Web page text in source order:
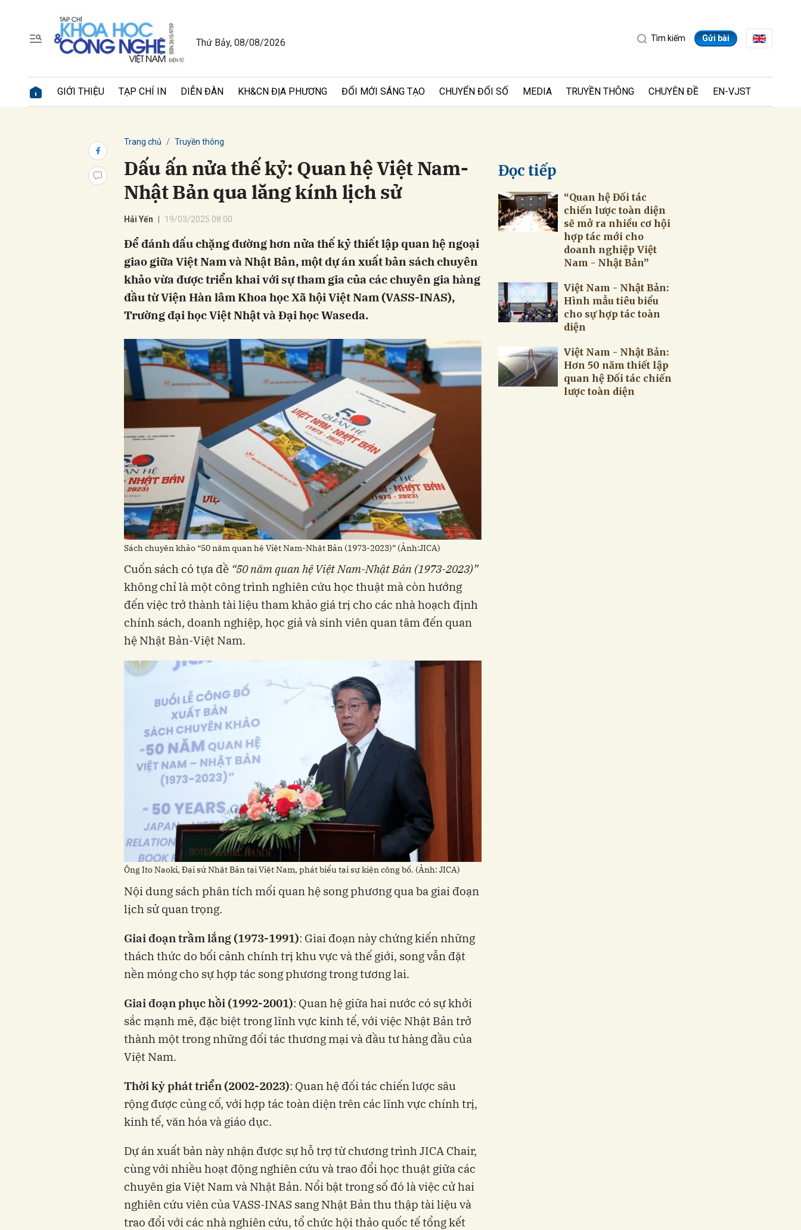
Thứ Bảy, 08/08/2026 Tìm kiếm Gửi bài
GIỚI THIỆU TẠP CHÍ IN DIỄN ĐÀN KH&CN ĐỊA PHƯƠNG ĐỔI MỚI SÁNG TẠO CHUYỂN ĐỔI SỐ MEDIA TRUYỀN THÔNG CHUYÊN ĐỀ EN-VJST
Trang chủ Truyền thông
Dấu ấn nửa thế kỷ: Quan hệ Việt Nam-
Nhật Bản qua lăng kính lịch sử
Hải Yến 19/03/2025 08:00
Để đánh dấu chặng đường hơn nửa thế kỷ thiết lập quan hệ ngoại
giao giữa Việt Nam và Nhật Bản, một dự án xuất bản sách chuyên
khảo vừa được triển khai với sự tham gia của các chuyên gia hàng
đầu từ Viện Hàn lâm Khoa học Xã hội Việt Nam (VASS-INAS),
Trường đại học Việt Nhật và Đại học Waseda.
Sách chuyên khảo “50 năm quan hệ Việt Nam-Nhật Bản (1973-2023)” (Ảnh:JICA)
Cuốn sách có tựa đề “50 năm quan hệ Việt Nam-Nhật Bản (1973-2023)”
không chỉ là một công trình nghiên cứu học thuật mà còn hướng
đến việc trở thành tài liệu tham khảo giá trị cho các nhà hoạch định
chính sách, doanh nghiệp, học giả và sinh viên quan tâm đến quan
hệ Nhật Bản-Việt Nam.
Ông Ito Naoki, Đại sứ Nhật Bản tại Việt Nam, phát biểu tại sự kiện công bố. (Ảnh: JICA)
Nội dung sách phân tích mối quan hệ song phương qua ba giai đoạn
lịch sử quan trọng.
Giai đoạn trầm lắng (1973-1991): Giai đoạn này chứng kiến những
thách thức do bối cảnh chính trị khu vực và thế giới, song vẫn đặt
nền móng cho sự hợp tác song phương trong tương lai.
Giai đoạn phục hồi (1992-2001): Quan hệ giữa hai nước có sự khởi
sắc mạnh mẽ, đặc biệt trong lĩnh vực kinh tế, với việc Nhật Bản trở
thành một trong những đối tác thương mại và đầu tư hàng đầu của
Việt Nam.
Thời kỳ phát triển (2002-2023): Quan hệ đối tác chiến lược sâu
rộng được củng cố, với hợp tác toàn diện trên các lĩnh vực chính trị,
kinh tế, văn hóa và giáo dục.
Dự án xuất bản này nhận được sự hỗ trợ từ chương trình JICA Chair,
cùng với nhiều hoạt động nghiên cứu và trao đổi học thuật giữa các
chuyên gia Việt Nam và Nhật Bản. Nổi bật trong số đó là việc cử hai
nghiên cứu viên của VASS-INAS sang Nhật Bản thu thập tài liệu và
trao đổi với các nhà nghiên cứu, tổ chức hội thảo quốc tế tổng kết
Đọc tiếp
“Quan hệ Đối tác
chiến lược toàn diện
sẽ mở ra nhiều cơ hội
hợp tác mới cho
doanh nghiệp Việt
Nam - Nhật Bản”
Việt Nam - Nhật Bản:
Hình mẫu tiêu biểu
cho sự hợp tác toàn
diện
Việt Nam - Nhật Bản:
Hơn 50 năm thiết lập
quan hệ Đối tác chiến
lược toàn diện
Gửi